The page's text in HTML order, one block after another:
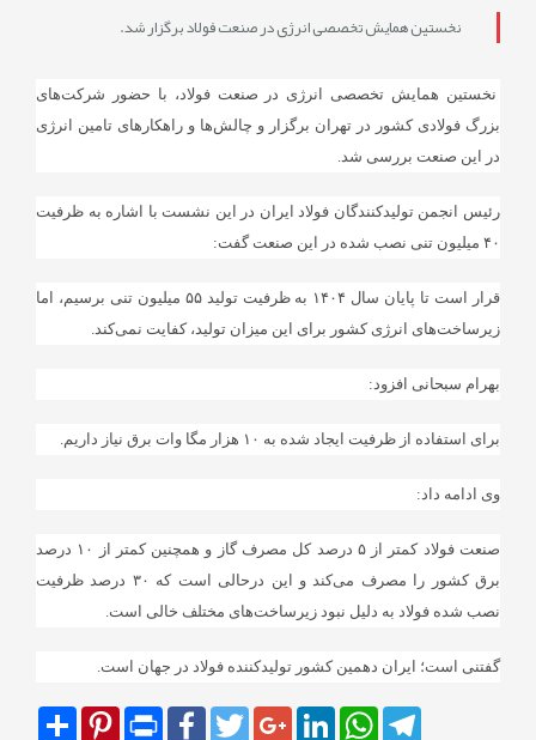
نخستین همایش تخصصی انرژی در صنعت فولاد برگزار شد.
نخستین همایش تخصصی انرژی در صنعت فولاد، با حضور شرکت‌های
بزرگ فولادی کشور در تهران برگزار و چالش‌ها و راهکارهای تامین انرژی
در این صنعت بررسی شد.
رئیس انجمن تولیدکنندگان فولاد ایران در این نشست با اشاره به ظرفیت
۴۰ میلیون تنی نصب شده در این صنعت گفت:
قرار است تا پایان سال ۱۴۰۴ به ظرفیت تولید ۵۵ میلیون تنی برسیم، اما
زیرساخت‌های انرژی کشور برای این میزان تولید، کفایت نمی‌کند.
بهرام سبحانی افزود:
برای استفاده از ظرفیت ایجاد شده به ۱۰ هزار مگا وات برق نیاز داریم.
وی ادامه داد:
صنعت فولاد کمتر از ۵ درصد کل مصرف گاز و همچنین کمتر از ۱۰ درصد
برق کشور را مصرف می‌کند و این درحالی است که ۳۰ درصد ظرفیت
نصب شده فولاد به دلیل نبود زیرساخت‌های مختلف خالی است.
گفتنی است؛ ایران دهمین کشور تولیدکننده فولاد در جهان است.
SharePinterest Print
FacebookTwitterGoogle+LinkedInWhatsAppTelegram